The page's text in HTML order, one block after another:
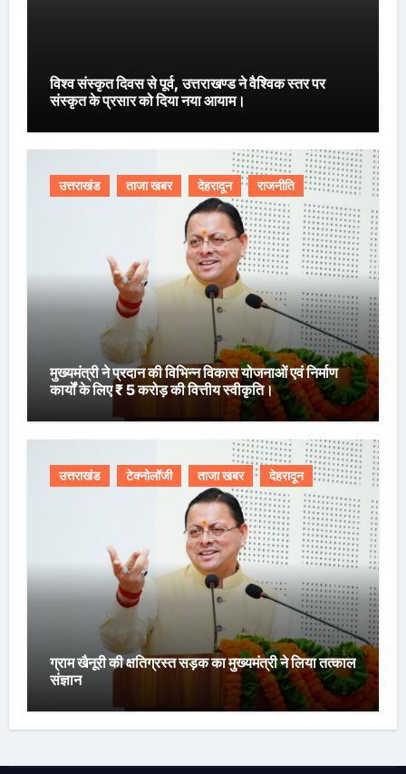
विश्व संस्कृत दिवस से पूर्व, उत्तराखण्ड ने वैश्विक स्तर पर
संस्कृत के प्रसार को दिया नया आयाम।
उत्तराखंड ताजा खबर देहरादून राजनीति
मुख्यमंत्री ने प्रदान की विभिन्न विकास योजनाओं एवं निर्माण
कार्यों के लिए ₹ 5 करोड़ की वित्तीय स्वीकृति।
उत्तराखंड टेक्नोलॉजी ताजा खबर देहरादून
ग्राम खैनूरी की क्षतिग्रस्त सड़क का मुख्यमंत्री ने लिया तत्काल
संज्ञान